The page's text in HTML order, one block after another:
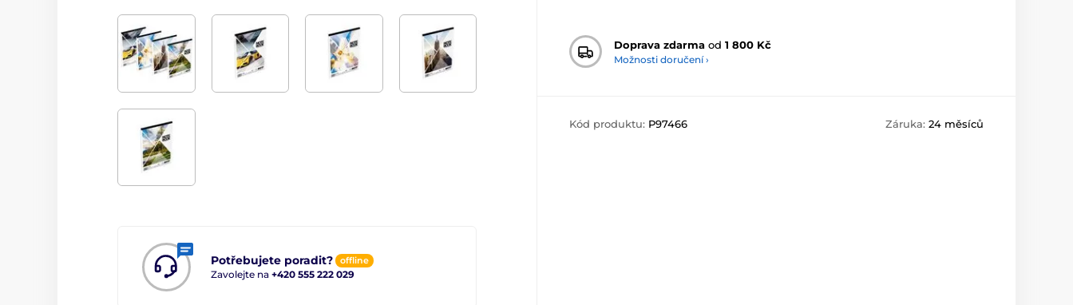
Potřebujete poradit? offline
Zavolejte na +420 555 222 029
Doprava zdarma od 1 800 Kč
Možnosti doručení ›
Kód produktu: P97466 Záruka: 24 měsíců